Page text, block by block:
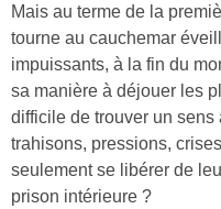
Mais au terme de la
tourne au cauchemar
impuissants, à la fin du
sa manière à déjouer les
difficile de trouver un sens
trahisons, pressions,
seulement se libérer de
prison intérieure ?